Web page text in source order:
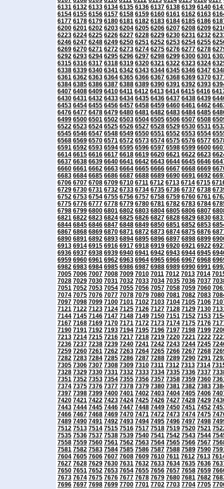
6131 6132 6133 6134 6135 6136 6137 6138 6139 6140
6154 6155 6156 6157 6158 6159 6160 6161 6162 6163
6177 6178 6179 6180 6181 6182 6183 6184 6185 6186
6200 6201 6202 6203 6204 6205 6206 6207 6208 6209
6223 6224 6225 6226 6227 6228 6229 6230 6231 6232
6246 6247 6248 6249 6250 6251 6252 6253 6254 6255
6269 6270 6271 6272 6273 6274 6275 6276 6277 6278
6292 6293 6294 6295 6296 6297 6298 6299 6300 6301
6315 6316 6317 6318 6319 6320 6321 6322 6323 6324
6338 6339 6340 6341 6342 6343 6344 6345 6346 6347
6361 6362 6363 6364 6365 6366 6367 6368 6369 6370
6384 6385 6386 6387 6388 6389 6390 6391 6392 6393
6407 6408 6409 6410 6411 6412 6413 6414 6415 6416
6430 6431 6432 6433 6434 6435 6436 6437 6438 6439
6453 6454 6455 6456 6457 6458 6459 6460 6461 6462
6476 6477 6478 6479 6480 6481 6482 6483 6484 6485
6499 6500 6501 6502 6503 6504 6505 6506 6507 6508
6522 6523 6524 6525 6526 6527 6528 6529 6530 6531
6545 6546 6547 6548 6549 6550 6551 6552 6553 6554
6568 6569 6570 6571 6572 6573 6574 6575 6576 6577
6591 6592 6593 6594 6595 6596 6597 6598 6599 6600
6614 6615 6616 6617 6618 6619 6620 6621 6622 6623
6637 6638 6639 6640 6641 6642 6643 6644 6645 6646
6660 6661 6662 6663 6664 6665 6666 6667 6668 6669
6683 6684 6685 6686 6687 6688 6689 6690 6691 6692
6706 6707 6708 6709 6710 6711 6712 6713 6714 6715
6729 6730 6731 6732 6733 6734 6735 6736 6737 6738
6752 6753 6754 6755 6756 6757 6758 6759 6760 6761
6775 6776 6777 6778 6779 6780 6781 6782 6783 6784
6798 6799 6800 6801 6802 6803 6804 6805 6806 6807
6821 6822 6823 6824 6825 6826 6827 6828 6829 6830
6844 6845 6846 6847 6848 6849 6850 6851 6852 6853
6867 6868 6869 6870 6871 6872 6873 6874 6875 6876
6890 6891 6892 6893 6894 6895 6896 6897 6898 6899
6913 6914 6915 6916 6917 6918 6919 6920 6921 6922
6936 6937 6938 6939 6940 6941 6942 6943 6944 6945
6959 6960 6961 6962 6963 6964 6965 6966 6967 6968
6982 6983 6984 6985 6986 6987 6988 6989 6990 6991
7005 7006 7007 7008 7009 7010 7011 7012 7013 7014
7028 7029 7030 7031 7032 7033 7034 7035 7036 7037
7051 7052 7053 7054 7055 7056 7057 7058 7059 7060
7074 7075 7076 7077 7078 7079 7080 7081 7082 7083
7097 7098 7099 7100 7101 7102 7103 7104 7105 7106
7121 7122 7123 7124 7125 7126 7127 7128 7129 7130
7144 7145 7146 7147 7148 7149 7150 7151 7152 7153
7167 7168 7169 7170 7171 7172 7173 7174 7175 7176
7190 7191 7192 7193 7194 7195 7196 7197 7198 7199
7213 7214 7215 7216 7217 7218 7219 7220 7221 7222
7236 7237 7238 7239 7240 7241 7242 7243 7244 7245
7259 7260 7261 7262 7263 7264 7265 7266 7267 7268
7282 7283 7284 7285 7286 7287 7288 7289 7290 7291
7305 7306 7307 7308 7309 7310 7311 7312 7313 7314
7328 7329 7330 7331 7332 7333 7334 7335 7336 7337
7351 7352 7353 7354 7355 7356 7357 7358 7359 7360
7374 7375 7376 7377 7378 7379 7380 7381 7382 7383
7397 7398 7399 7400 7401 7402 7403 7404 7405 7406
7420 7421 7422 7423 7424 7425 7426 7427 7428 7429
7443 7444 7445 7446 7447 7448 7449 7450 7451 7452
7466 7467 7468 7469 7470 7471 7472 7473 7474 7475
7489 7490 7491 7492 7493 7494 7495 7496 7497 7498
7512 7513 7514 7515 7516 7517 7518 7519 7520 7521
7535 7536 7537 7538 7539 7540 7541 7542 7543 7544
7558 7559 7560 7561 7562 7563 7564 7565 7566 7567
7581 7582 7583 7584 7585 7586 7587 7588 7589 7590
7604 7605 7606 7607 7608 7609 7610 7611 7612 7613
7627 7628 7629 7630 7631 7632 7633 7634 7635 7636
7650 7651 7652 7653 7654 7655 7656 7657 7658 7659
7673 7674 7675 7676 7677 7678 7679 7680 7681 7682
7696 7697 7698 7699 7700 7701 7702 7703 7704 7705